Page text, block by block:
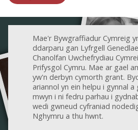
Mae'r Bywgraffiadur Cymreig
ddarparu gan Lyfrgell
Chanolfan Uwchefrydiau
Prifysgol Cymru. Mae ar gael
yw'n derbyn cymorth grant.
ariannol yn ein helpu i gynnal
mwyn i ni fedru parhau i
wedi gwneud cyfraniad
Nghymru a thu hwnt.